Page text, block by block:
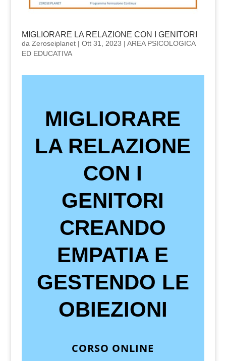
MIGLIORARE LA RELAZIONE CON I GENITORI
da Zeroseiplanet| Ott 31, 2023 | AREA PSICOLOGICA
ED EDUCATIVA
MIGLIORARE
LA RELAZIONE
CON I
GENITORI
CREANDO
EMPATIA E
GESTENDO LE
OBIEZIONI
CORSO ONLINE